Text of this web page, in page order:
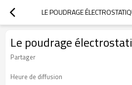
﻿﻿LE POUDRAGE
Le poudrage
Partager
Heure de diffusion